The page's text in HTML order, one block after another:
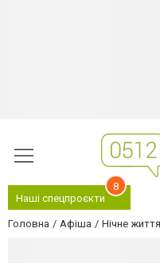
Наші спецпроєкти
8
Головна Афіша Нічне життя